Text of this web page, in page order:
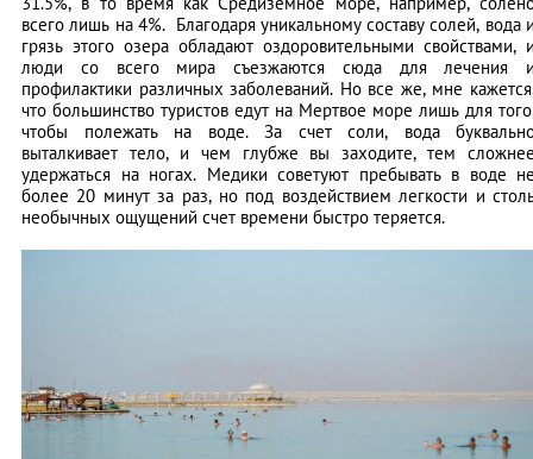
всего лишь на 4%. Благодаря уникальному составу солей, вода
грязь этого озера обладают оздоровительными свойствами,
люди со всего мира съезжаются сюда для лечения
профилактики различных заболеваний. Но все же, мне
что большинство туристов едут на Мертвое море лишь для
чтобы полежать на воде. За счет соли, вода
выталкивает тело, и чем глубже вы заходите, тем
удержаться на ногах. Медики советуют пребывать в воде
более 20 минут за раз, но под воздействием легкости и
необычных ощущений счет времени быстро теряется.